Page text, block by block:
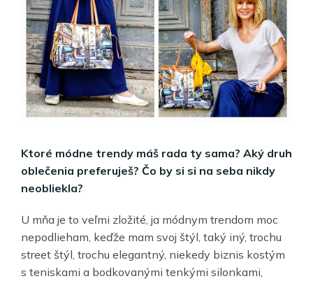
Ktoré módne trendy máš rada ty sama? Aký druh
oblečenia preferuješ? Čo by si si na seba nikdy
neobliekla?
U mňa je to veľmi zložité, ja módnym trendom moc
nepodlieham, keďže mam svoj štýl, taký iný, trochu
street štýl, trochu elegantný, niekedy biznis kostým
s teniskami a bodkovanými tenkými silonkami,